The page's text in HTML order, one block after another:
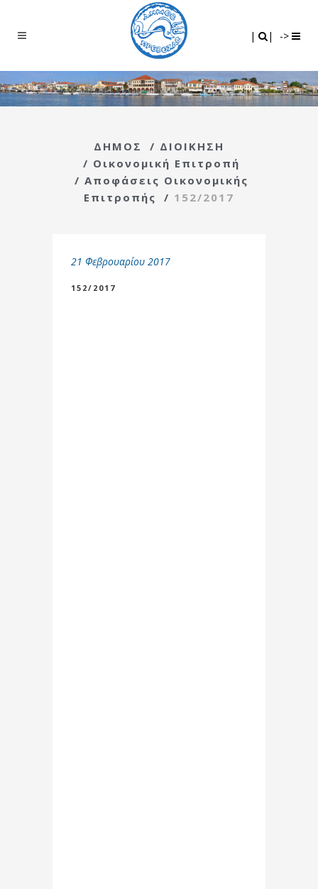
| | ->
ΔΗΜΟΣ / ΔΙΟΙΚΗΣΗ
/ Οικονομική Επιτροπή
/ Αποφάσεις Οικονομικής
Επιτροπής
/ 152/2017
21 Φεβρουαρίου 2017
152/2017